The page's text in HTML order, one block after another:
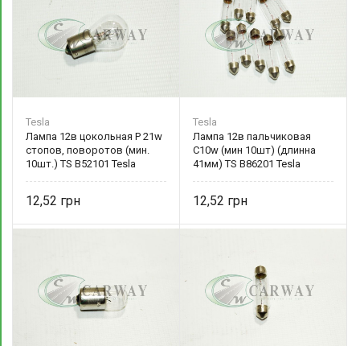
Tesla
Лампа 12в цокольная P 21w
стопов, поворотов (мин.
10шт.) TS B52101 Tesla
12,52
Tesla
Лампа 12в пальчиковая
C10w (мин 10шт) (длинна
41мм) TS B86201 Tesla
12,52